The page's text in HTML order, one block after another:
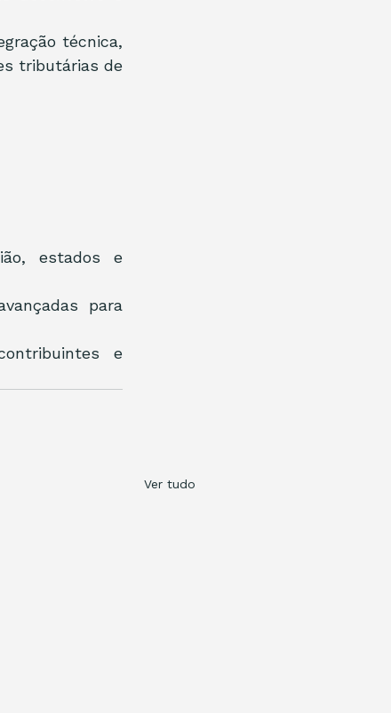
técnica,
tributárias de
estados e
para
e
Ver tudo